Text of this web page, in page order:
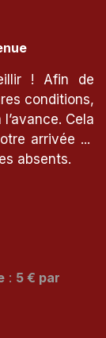
! Afin de
conditions,
Cela
arrivée ...
absents.
: 5 € par